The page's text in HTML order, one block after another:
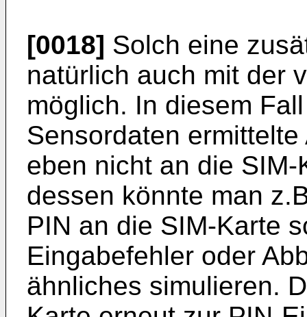
[0018] Solch eine
natürlich auch mit der
möglich. In diesem
Sensordaten
eben nicht an die
dessen könnte man
PIN an die SIM-Karte
Eingabefehler oder
ähnliches simulieren.